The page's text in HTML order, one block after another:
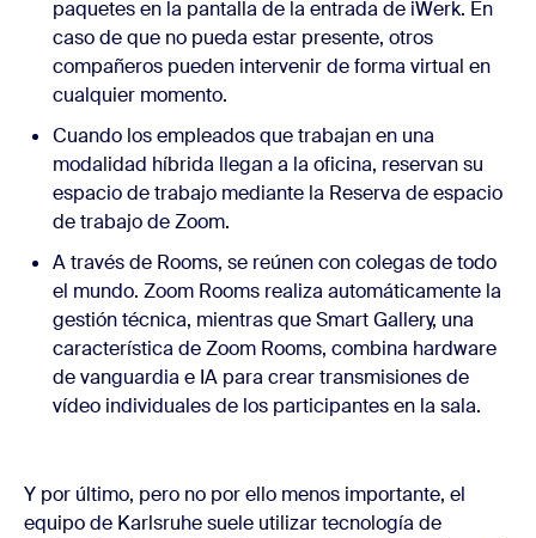
paquetes en la pantalla de la entrada de iWerk. En
caso de que no pueda estar presente, otros
compañeros pueden intervenir de forma virtual en
cualquier momento.
Cuando los empleados que trabajan en una
modalidad híbrida llegan a la oficina, reservan su
espacio de trabajo mediante la Reserva de espacio
de trabajo de Zoom.
A través de Rooms, se reúnen con colegas de todo
el mundo. Zoom Rooms realiza automáticamente la
gestión técnica, mientras que Smart Gallery, una
característica de Zoom Rooms, combina hardware
de vanguardia e IA para crear transmisiones de
vídeo individuales de los participantes en la sala.
Y por último, pero no por ello menos importante, el
equipo de Karlsruhe suele utilizar tecnología de